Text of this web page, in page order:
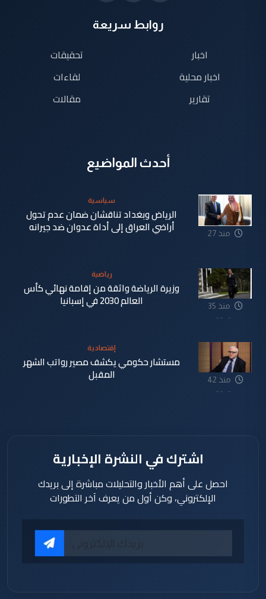
روابط سريعة
اخبار
اخبار محلية
تقارير
تحقيقات
لقاءات
مقالات
أحدث المواضيع
منذ 27
سياسية
الرياض وبغداد تناقشان ضمان عدم تحول
أراضي العراق إلى أداة عدوان ضد جيرانه
منذ 35
دقيقة
رياضية
وزيرة الرياضة واثقة من إقامة نهائي كأس
العالم 2030 في إسبانيا
منذ 42
دقيقة
إقتصادية
مستشار حكومي يكشف مصير رواتب الشهر
المقبل
اشترك في النشرة الإخبارية
احصل على أهم الأخبار والتحليلات مباشرة إلى بريدك
الإلكتروني، وكن أول من يعرف آخر التطورات